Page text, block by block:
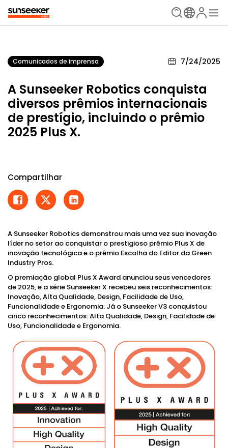
Comunicados de imprensa 7/24/2025
A Sunseeker Robotics conquista
diversos prêmios internacionais
de prestígio, incluindo o prêmio
2025 Plus X.
Compartilhar
A Sunseeker Robotics demonstrou mais uma vez sua inovação
líder no setor ao conquistar o prestigioso prêmio Plus X de
inovação tecnológica e o prêmio Escolha do Editor da Green
Industry Pros.
O premiação global Plus X Award anunciou seus vencedores
de 2025, e a série Sunseeker X recebeu seis reconhecimentos:
Inovação, Alta Qualidade, Design, Facilidade de Uso,
Funcionalidade e Ergonomia. Já o Sunseeker V3 conquistou
cinco reconhecimentos: Alta Qualidade, Design, Facilidade de
Uso, Funcionalidade e Ergonomia.